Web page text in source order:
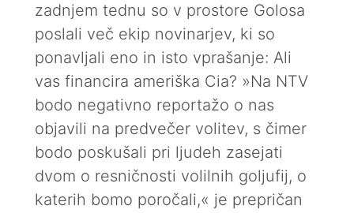
zadnjem tednu so v prostore Golosa
poslali več ekip novinarjev, ki so
ponavljali eno in isto vprašanje: Ali
vas financira ameriška Cia? »Na NTV
bodo negativno reportažo o nas
objavili na predvečer volitev, s čimer
bodo poskušali pri ljudeh zasejati
dvom o resničnosti volilnih goljufij, o
katerih bomo poročali,« je prepričan